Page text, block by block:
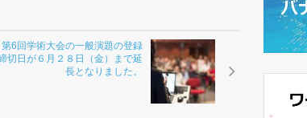
第6回学術大会の一般演題の登録
切日が６月２８日（金）まで延
長となりました。